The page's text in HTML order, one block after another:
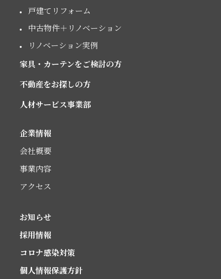
戸建てリフォーム
中古物件＋リノベーション
リノベーション実例
家具・カーテンをご検討の方
不動産をお探しの方
人材サービス事業部
企業情報
会社概要
事業内容
アクセス
お知らせ
採用情報
コロナ感染対策
個人情報保護方針